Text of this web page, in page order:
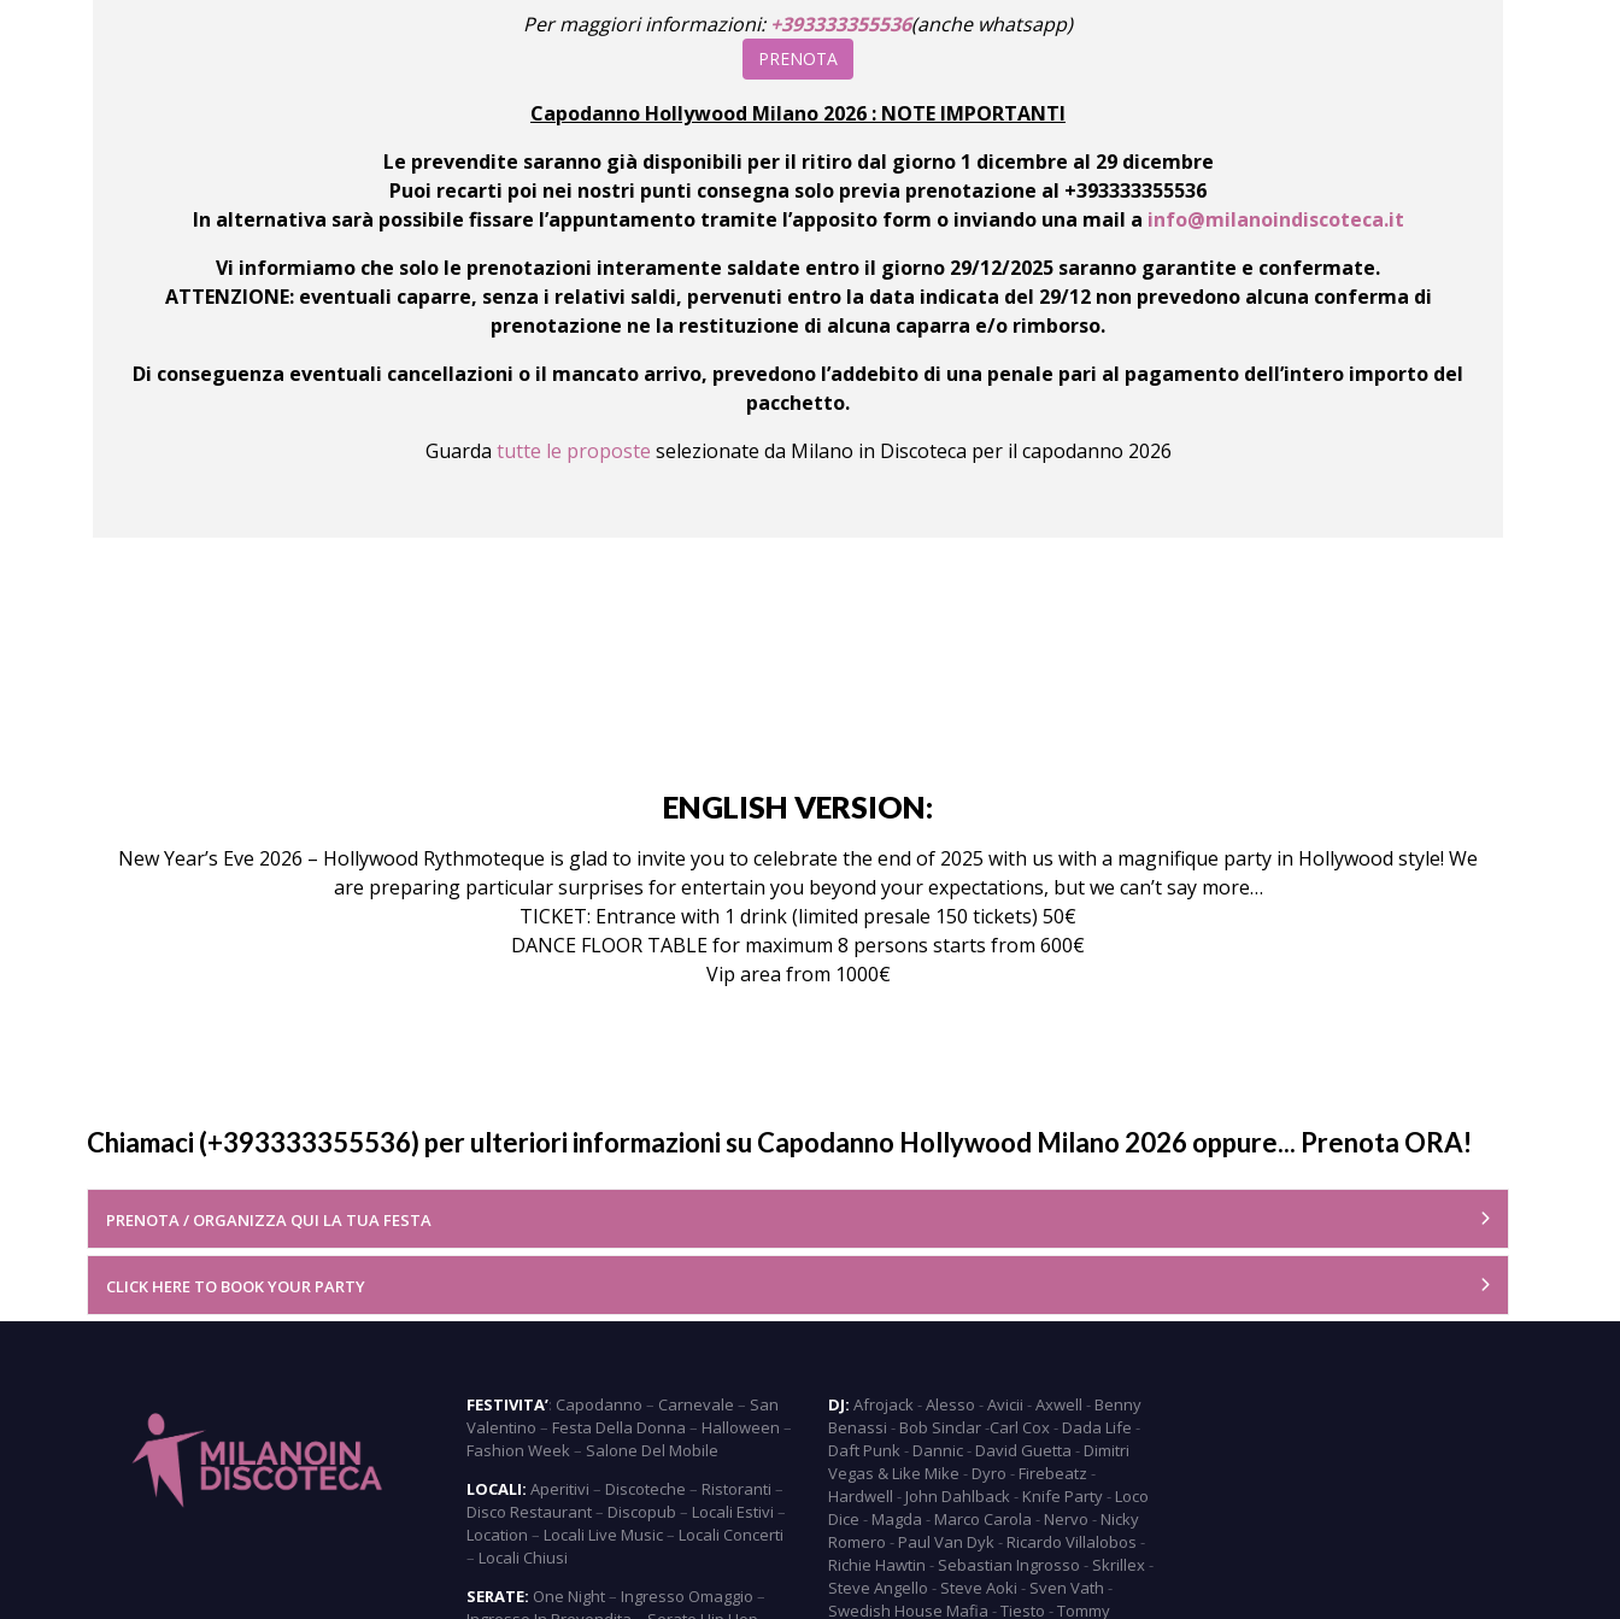
Per maggiori informazioni: +393333355536(anche whatsapp)
PRENOTA
Capodanno Hollywood Milano 2026 : NOTE IMPORTANTI
Le prevendite saranno già disponibili per il ritiro dal giorno 1 dicembre al 29 dicembre
Puoi recarti poi nei nostri punti consegna solo previa prenotazione al +393333355536
In alternativa sarà possibile fissare l’appuntamento tramite l’apposito form o inviando una mail a info@milanoindiscoteca.it
Vi informiamo che solo le prenotazioni interamente saldate entro il giorno 29/12/2025 saranno garantite e confermate.
ATTENZIONE: eventuali caparre, senza i relativi saldi, pervenuti entro la data indicata del 29/12 non prevedono alcuna conferma di
prenotazione ne la restituzione di alcuna caparra e/o rimborso.
Di conseguenza eventuali cancellazioni o il mancato arrivo, prevedono l’addebito di una penale pari al pagamento dell’intero importo del
pacchetto.
Guarda tutte le proposte selezionate da Milano in Discoteca per il capodanno 2026
ENGLISH VERSION:
New Year’s Eve 2026 – Hollywood Rythmoteque is glad to invite you to celebrate the end of 2025 with us with a magnifique party in Hollywood style! We
are preparing particular surprises for entertain you beyond your expectations, but we can’t say more…
TICKET: Entrance with 1 drink (limited presale 150 tickets) 50€
DANCE FLOOR TABLE for maximum 8 persons starts from 600€
Vip area from 1000€
Chiamaci (+393333355536) per ulteriori informazioni su Capodanno Hollywood Milano 2026 oppure... Prenota ORA!
PRENOTA / ORGANIZZA QUI LA TUA FESTA
CLICK HERE TO BOOK YOUR PARTY
FESTIVITA’: Capodanno – Carnevale – San
Valentino – Festa Della Donna – Halloween –
Fashion Week – Salone Del Mobile
LOCALI: Aperitivi – Discoteche – Ristoranti –
Disco Restaurant– Discopub – Locali Estivi –
Location – Locali Live Music– Locali Concerti
– Locali Chiusi
SERATE: One Night– Ingresso Omaggio –
DJ: Afrojack -Alesso -Avicii -Axwell - Benny
Benassi - Bob Sinclar-Carl Cox- Dada Life -
Daft Punk - Dannic- David Guetta - Dimitri
Vegas & Like Mike - Dyro - Firebeatz -
Hardwell - John Dahlback - Knife Party- Loco
Dice - Magda - Marco Carola - Nervo - Nicky
Romero - Paul Van Dyk - Ricardo Villalobos -
Richie Hawtin - Sebastian Ingrosso - Skrillex-
Steve Angello - Steve Aoki - Sven Vath -
Swedish House Mafia -Tiesto -Tommy